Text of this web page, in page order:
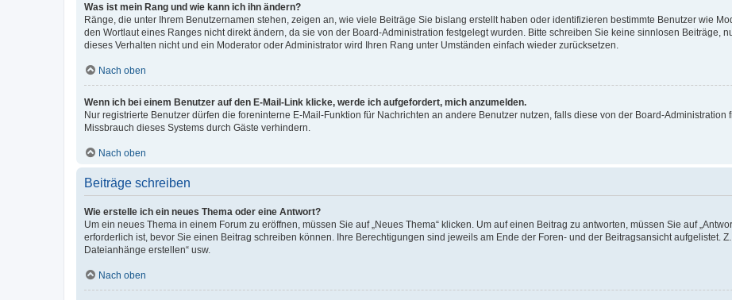
Was ist mein Rang und wie kann ich ihn ändern?
Ränge, die unter Ihrem Benutzernamen stehen, zeigen an, wie viele Beiträge Sie bislang erstellt haben oder identifizieren bestimmte Benutzer wie
den Wortlaut eines Ranges nicht direkt ändern, da sie von der Board-Administration festgelegt wurden. Bitte schreiben Sie keine sinnlosen Beiträge,
dieses Verhalten nicht und ein Moderator oder Administrator wird Ihren Rang unter Umständen einfach wieder zurücksetzen.
Nach oben
Wenn ich bei einem Benutzer auf den E-Mail-Link klicke, werde ich aufgefordert, mich anzumelden.
Nur registrierte Benutzer dürfen die foreninterne E-Mail-Funktion für Nachrichten an andere Benutzer nutzen, falls diese von der Board-
Missbrauch dieses Systems durch Gäste verhindern.
Nach oben
Beiträge schreiben
Wie erstelle ich ein neues Thema oder eine Antwort?
Um ein neues Thema in einem Forum zu eröffnen, müssen Sie auf „Neues Thema“ klicken. Um auf einen Beitrag zu antworten, müssen Sie auf
erforderlich ist, bevor Sie einen Beitrag schreiben können. Ihre Berechtigungen sind jeweils am Ende der Foren- und der Beitragsansicht aufgelistet.
Dateianhänge erstellen“ usw.
Nach oben